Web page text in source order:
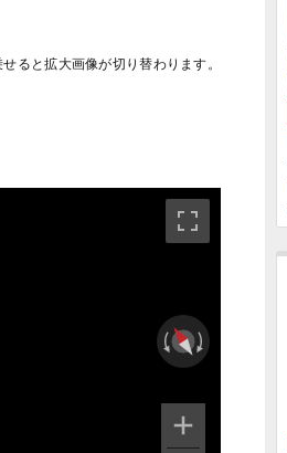
ると拡大画像が切り替わります。